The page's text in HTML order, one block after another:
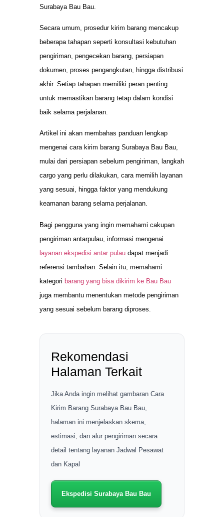
Surabaya Bau Bau.
Secara umum, prosedur kirim barang mencakup
beberapa tahapan seperti konsultasi kebutuhan
pengiriman, pengecekan barang, persiapan
dokumen, proses pengangkutan, hingga distribusi
akhir. Setiap tahapan memiliki peran penting
untuk memastikan barang tetap dalam kondisi
baik selama perjalanan.
Artikel ini akan membahas panduan lengkap
mengenai cara kirim barang Surabaya Bau Bau,
mulai dari persiapan sebelum pengiriman, langkah
cargo yang perlu dilakukan, cara memilih layanan
yang sesuai, hingga faktor yang mendukung
keamanan barang selama perjalanan.
Bagi pengguna yang ingin memahami cakupan
pengiriman antarpulau, informasi mengenai
layanan ekspedisi antar pulau dapat menjadi
referensi tambahan. Selain itu, memahami
kategori barang yang bisa dikirim ke Bau Bau
juga membantu menentukan metode pengiriman
yang sesuai sebelum barang diproses.
Rekomendasi
Halaman Terkait
Jika Anda ingin melihat gambaran Cara
Kirim Barang Surabaya Bau Bau,
halaman ini menjelaskan skema,
estimasi, dan alur pengiriman secara
detail tentang layanan Jadwal Pesawat
dan Kapal
Ekspedisi Surabaya Bau Bau